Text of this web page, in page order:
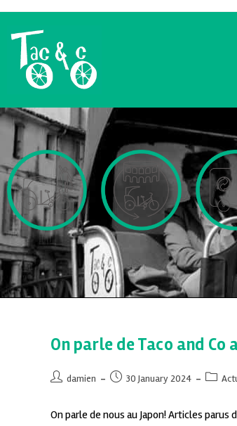
On parle de Taco and Co
damien 30 January 2024
On parle de nous au Japon! Articles